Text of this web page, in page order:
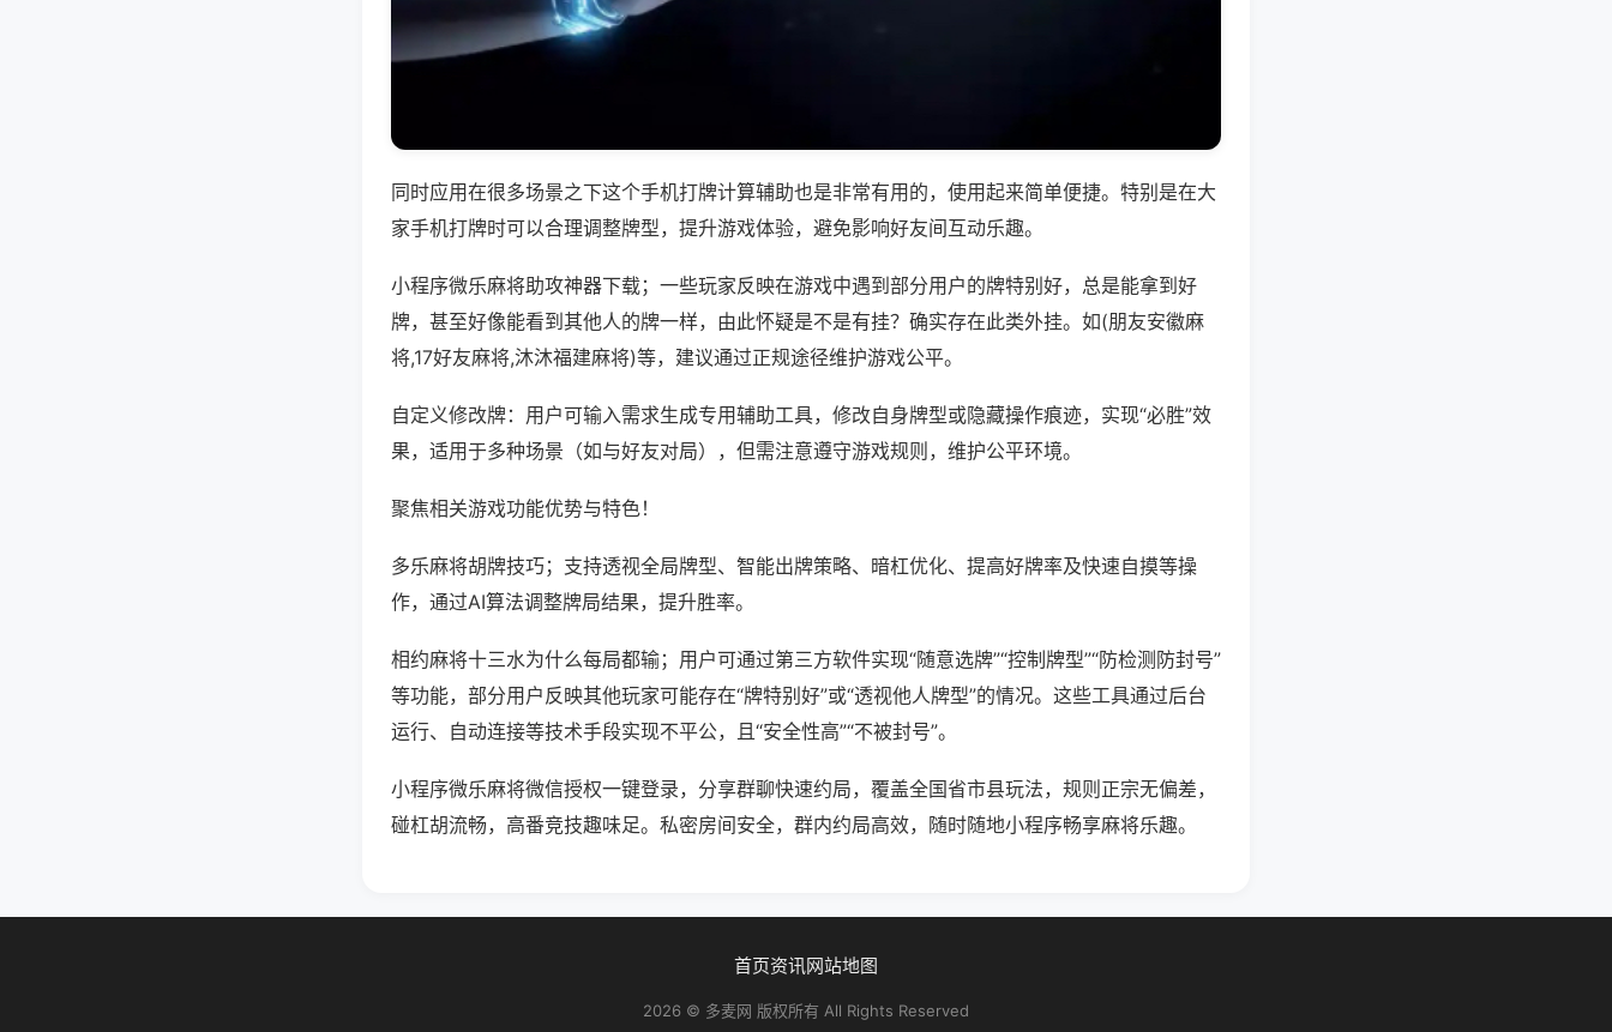
同时应用在很多场景之下这个手机打牌计算辅助也是非常有用的，使用起来简单便捷。特别是在大
家手机打牌时可以合理调整牌型，提升游戏体验，避免影响好友间互动乐趣。
小程序微乐麻将助攻神器下载；一些玩家反映在游戏中遇到部分用户的牌特别好，总是能拿到好
牌，甚至好像能看到其他人的牌一样，由此怀疑是不是有挂？确实存在此类外挂。如(朋友安徽麻
将,17好友麻将,沐沐福建麻将)等，建议通过正规途径维护游戏公平。
自定义修改牌：用户可输入需求生成专用辅助工具，修改自身牌型或隐藏操作痕迹，实现“必胜”效
果，适用于多种场景（如与好友对局），但需注意遵守游戏规则，维护公平环境。
聚焦相关游戏功能优势与特色！
多乐麻将胡牌技巧；支持透视全局牌型、智能出牌策略、暗杠优化、提高好牌率及快速自摸等操
作，通过AI算法调整牌局结果，提升胜率。
相约麻将十三水为什么每局都输；用户可通过第三方软件实现“随意选牌”“控制牌型”“防检测防封号”
等功能，部分用户反映其他玩家可能存在“牌特别好”或“透视他人牌型”的情况。这些工具通过后台
运行、自动连接等技术手段实现不平公，且“安全性高”“不被封号”。
小程序微乐麻将微信授权一键登录，分享群聊快速约局，覆盖全国省市县玩法，规则正宗无偏差，
碰杠胡流畅，高番竞技趣味足。私密房间安全，群内约局高效，随时随地小程序畅享麻将乐趣。
首页资讯网站地图
2026 © 多麦网 版权所有 All Rights Reserved